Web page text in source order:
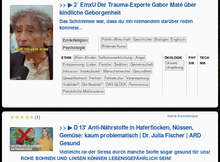
>> ▶ 2´ EmxU Der Trauma-Experte Gabor Maté über
kindliche Geborgenheit
Das Schlimmste war, dass du mit niemandem darüber reden
konntest...
​​​​​​​​​​Ethik/​Religion
​​​​​​​​​​Psychologie
​​​​​​​​​Politik+​Wirtschaft ​​​​​​​​Geschichte ​​​​​​​Biologie
​​​​Englisch
Bildende Kunst
ETHIK (Klein-)Kinder ​​​​​​​​​​​​​​​​​​​​​​​​​​​​​​​​​​​​​​​​Selbst­verwirklichung
​​​​​​​​​​​​​Angst
​​​​​​​​​​​​​Entspannung
​​​​​​​​​​​​Liebe ​​​​​​​​​​​Familie ​​​​​​​​​​​Tradition
​​​​​​​​​​Gemeinschaft
​​​​​​​​Inklusion
​​​​​​​​Interkulturell ​​​​​​​Menschenrechte
​​​​​​Gesundheit
​​​​Gewalt(freiheit)
​​​Freiheit ​​Fehlerkultur
​​Verantwortung
​​Vorbilder?
​Die Realität? DAS GLÜCK
Feminismus
Persönliche Meilensteine
ÖKO​LOGIE
​​​​​​​​​​​​​Unsere
Umgebung
PHY​
SIK
TECH​
NIK
>> ▶ D 13′ Anti-Nährstoffe in Haferflocken, Nüssen,
Gemüse: kaum problematisch | Dr. Julia Fischer | ARD
Gesund
Vielleicht ist der Stress durch manche Stoffe sogar gesund für uns!
ROHE BOHNEN UND LINSEN KÖNNEN LEBENSGEFÄHRLICH SEIN!
Keine Kommentare
(1)